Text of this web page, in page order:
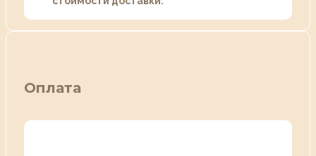
Оплата